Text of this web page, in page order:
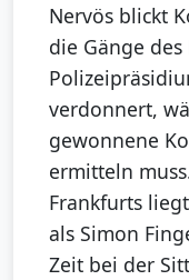
Nervös blickt
die Gänge
verdonnert,
gewonnene
ermitteln
Frankfurts
als Simon
Zeit bei der